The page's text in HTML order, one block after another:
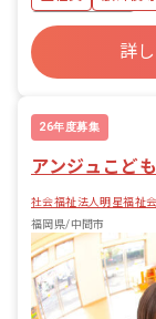
社会保険完備
詳
26年度募集
アンジュこど
社会福祉法人明星福祉会
福岡県/中間市